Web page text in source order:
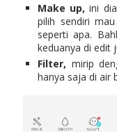
Make up,ini
pilih sendiri
seperti apa.
keduanya di edit
Filter, mirip
hanya saja di air